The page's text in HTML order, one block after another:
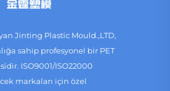
Jinting Plastic Mould.,LTD,
sahip profesyonel bir PET
ISO9001/ISO22000
markaları için özel